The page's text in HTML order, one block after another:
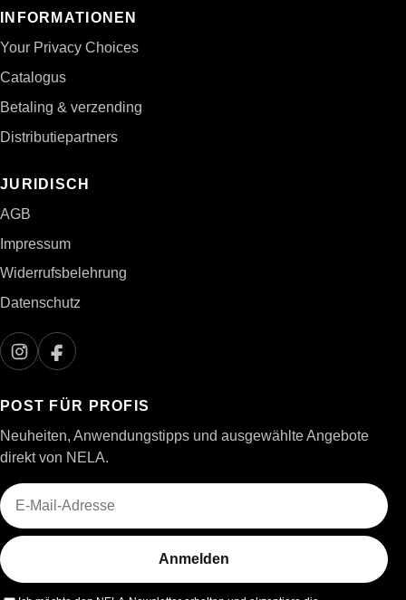
INFORMATIONEN
Your Privacy Choices
Catalogus
Betaling & verzending
Distributiepartners
JURIDISCH
AGB
Impressum
Widerrufsbelehrung
Datenschutz
POST FÜR PROFIS
Neuheiten, Anwendungstipps und ausgewählte Angebote
direkt von NELA.
E-Mail-Adresse
Anmelden